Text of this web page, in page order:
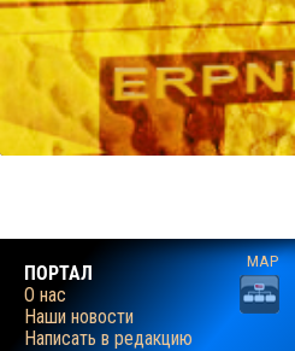
ПОРТАЛ
О нас
Наши новости
Написать в редакцию
MAP